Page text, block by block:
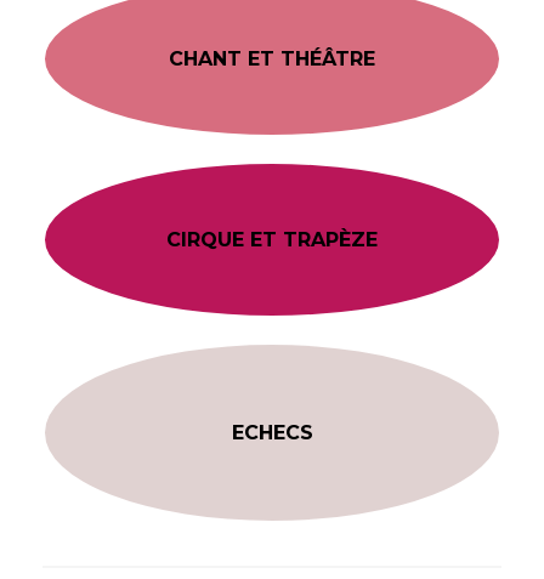
CHANT ET THÉÂTRE
CIRQUE ET TRAPÈZE
ECHECS